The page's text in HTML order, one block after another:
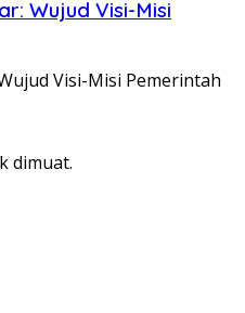
Wujud Visi-Misi
Visi-Misi Pemerintah
dimuat.